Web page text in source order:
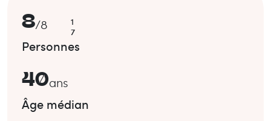
8/8
1
7
Personnes
40ans
Âge médian